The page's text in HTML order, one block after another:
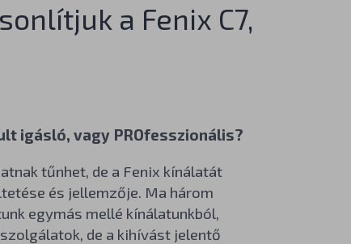
a Fenix C7,
igásló, vagy PROfesszionális?
tűnhet, de a Fenix kínálatát
és jellemzője. Ma három
egymás mellé kínálatunkból,
de a kihívást jelentő